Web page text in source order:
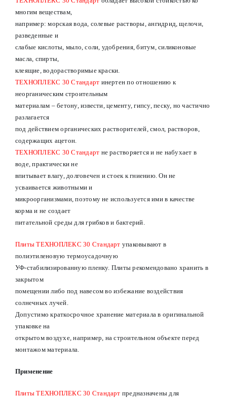
многим веществам,
например: морская вода, солевые растворы, ангидрид, щелочи,
разведенные и
слабые кислоты, мыло, соли, удобрения, битум, силиконовые
масла, спирты,
клеящие, водорастворимые краски.
ТЕХНОПЛЕКС 30 Стандарт инертен по отношению к
неорганическим строительным
материалам – бетону, извести, цементу, гипсу, песку, но частично
разлагается
под действием органических растворителей, смол, растворов,
содержащих ацетон.
ТЕХНОПЛЕКС 30 Стандарт не растворяется и не набухает в
воде, практически не
впитывает влагу, долговечен и стоек к гниению. Он не
усваивается животными и
микроорганизмами, поэтому не используется ими в качестве
корма и не создает
питательной среды для грибков и бактерий.
Плиты ТЕХНОПЛЕКС 30 Стандарт упаковывают в
полиэтиленовую термоусадочную
УФ-стабилизированную пленку. Плиты рекомендовано хранить в
закрытом
помещении либо под навесом во избежание воздействия
солнечных лучей.
Допустимо краткосрочное хранение материала в оригинальной
упаковке на
открытом воздухе, например, на строительном объекте перед
монтажом материала.
Применение
Плиты ТЕХНОПЛЕКС 30 Стандарт предназначены для